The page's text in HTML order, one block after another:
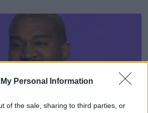
Personal Information
of the sale, sharing to third parties, or